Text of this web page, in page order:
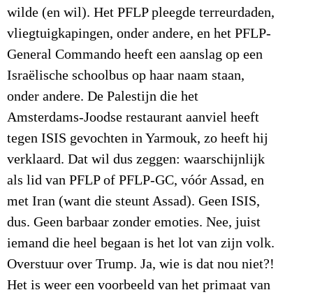
wilde (en wil). Het PFLP pleegde terreurdaden,
vliegtuigkapingen, onder andere, en het PFLP-
General Commando heeft een aanslag op een
Israëlische schoolbus op haar naam staan,
onder andere. De Palestijn die het
Amsterdams-Joodse restaurant aanviel heeft
tegen ISIS gevochten in Yarmouk, zo heeft hij
verklaard. Dat wil dus zeggen: waarschijnlijk
als lid van PFLP of PFLP-GC, vóór Assad, en
met Iran (want die steunt Assad). Geen ISIS,
dus. Geen barbaar zonder emoties. Nee, juist
iemand die heel begaan is het lot van zijn volk.
Overstuur over Trump. Ja, wie is dat nou niet?!
Het is weer een voorbeeld van het primaat van